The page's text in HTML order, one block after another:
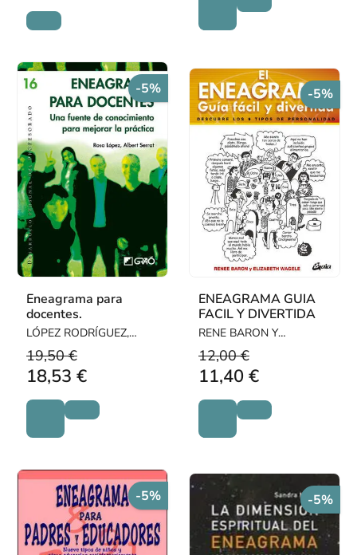
-5%
Eneagrama para
docentes.
LÓPEZ RODRÍGUEZ,
ROSA / SERRAT
SALLENT, ALBERT
19,50 €
18,53 €
-5%
ENEAGRAMA GUIA
FACIL Y DIVERTIDA
RENE BARON Y
ELIZABETH WAGELE
12,00 €
11,40 €
-5% -5%